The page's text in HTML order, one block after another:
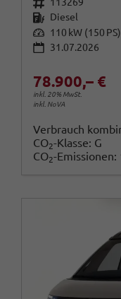
Kraftstoff Diesel
Leistung 110 kW (150 PS)
31.07.2026
78.900,– €
inkl. 20% MwSt.
inkl. NoVA
Verbrauch
CO2-Klasse: G
CO2-Emissionen: